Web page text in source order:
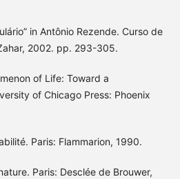
in Antônio Rezende. Curso de
2002. pp. 293-305.
of Life: Toward a
of Chicago Press: Phoenix
Paris: Flammarion, 1990.
Paris: Desclée de Brouwer,